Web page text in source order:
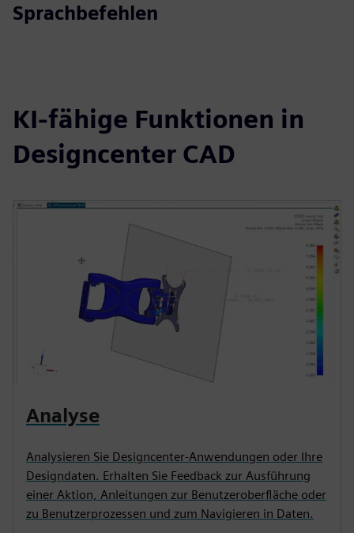
Sprachbefehlen
KI-fähige Funktionen in
Designcenter CAD
Analyse
Analysieren Sie Designcenter-Anwendungen oder Ihre
Designdaten. Erhalten Sie Feedback zur Ausführung
einer Aktion, Anleitungen zur Benutzeroberfläche oder
zu Benutzerprozessen und zum Navigieren in Daten.